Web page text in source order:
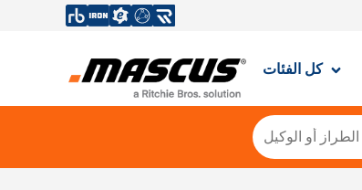
كل الفئات